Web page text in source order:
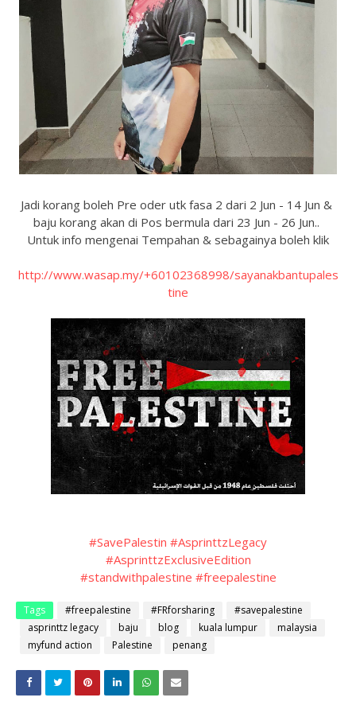
Jadi korang boleh Pre oder utk fasa 2 dari 2 Jun - 14 Jun &
baju korang akan di Pos bermula dari 23 Jun - 26 Jun..
Untuk info mengenai Tempahan & sebagainya boleh klik
http://www.wasap.my/+60102368998/sayanakbantupales
tine
#SavePalestin #AsprinttzLegacy
#AsprinttzExclusiveEdition
#standwithpalestine #freepalestine
Tags #freepalestine #FRforsharing
#savepalestine
asprinttz legacy
baju blog kuala lumpur
malaysia
myfund action
Palestine penang